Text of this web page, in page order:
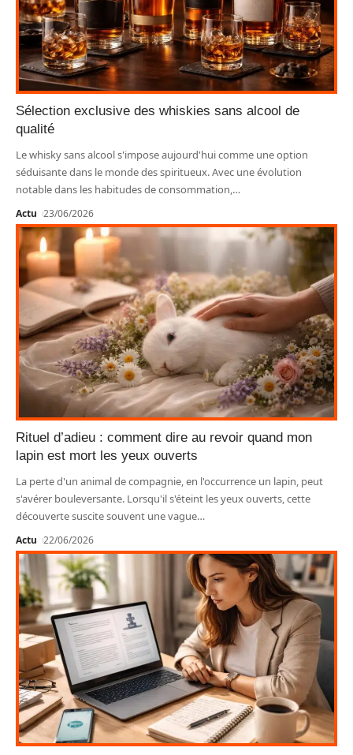
Sélection exclusive des whiskies sans alcool de
qualité
Le whisky sans alcool s'impose aujourd'hui comme une option
séduisante dans le monde des spiritueux. Avec une évolution
notable dans les habitudes de consommation,…
Actu 23/06/2026
Rituel d’adieu : comment dire au revoir quand mon
lapin est mort les yeux ouverts
La perte d'un animal de compagnie, en l'occurrence un lapin, peut
s'avérer bouleversante. Lorsqu'il s'éteint les yeux ouverts, cette
découverte suscite souvent une vague…
Actu 22/06/2026